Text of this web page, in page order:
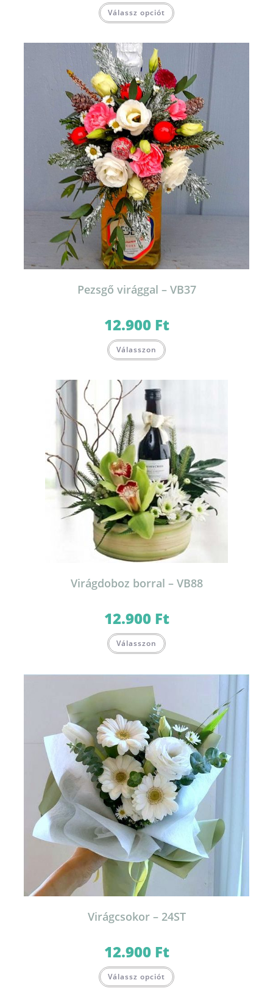
Válassz opciót
Pezsgő virággal – VB37
12.900 Ft
Válasszon
Virágdoboz borral – VB88
12.900 Ft
Válasszon
Virágcsokor – 24ST
12.900 Ft
Válassz opciót